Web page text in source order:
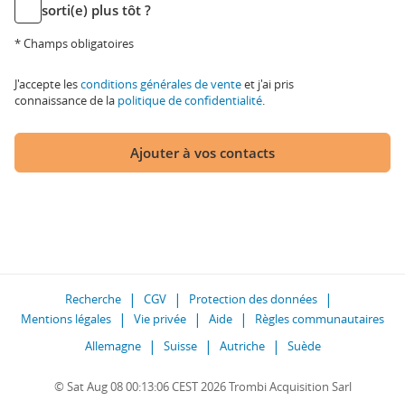
sorti(e) plus tôt ?
* Champs obligatoires
J'accepte lesconditions générales de venteet j'ai pris
connaissance de la politique de confidentialité.
Ajouter à vos contacts
Recherche CGV
Protection des données
Mentions légales
Vie privée Aide
Règles communautaires
Allemagne
Suisse Autriche Suède
© Sat Aug 08 00:13:06 CEST 2026 Trombi Acquisition Sarl